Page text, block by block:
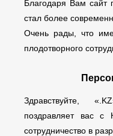
Благодаря Вам сайт
стал более
Очень рады, что
плодотворного
Здравствуйте,
поздравляет вас с
сотрудничество в